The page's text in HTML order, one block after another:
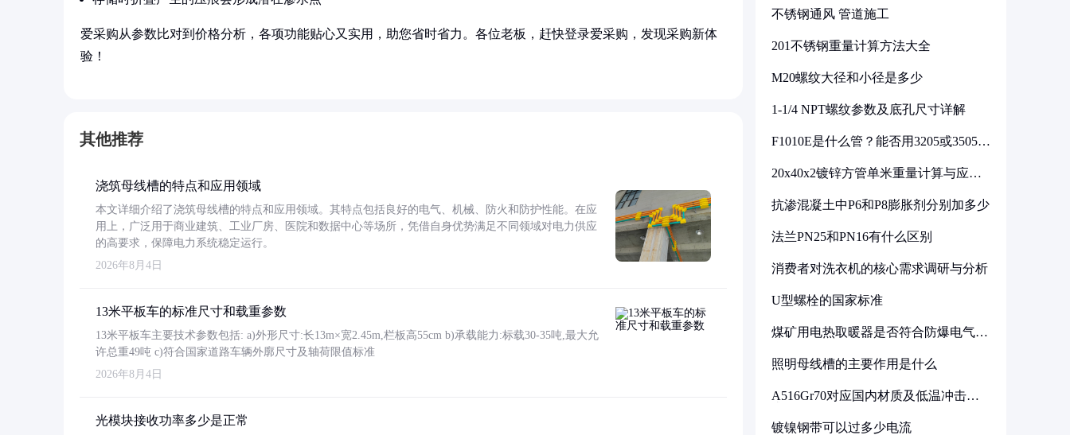
爱采购从参数比对到价格分析，各项功能贴心又实用，助您省时省力。各位老板，赶快登录爱采购，发现采购新体
验！
其他推荐
浇筑母线槽的特点和应用领域
本文详细介绍了浇筑母线槽的特点和应用领域。其特点包括良好的电气、机械、防火和防护性能。在应
用上，广泛用于商业建筑、工业厂房、医院和数据中心等场所，凭借自身优势满足不同领域对电力供应
的高要求，保障电力系统稳定运行。
2026年8月4日
13米平板车的标准尺寸和载重参数
13米平板车主要技术参数包括: a)外形尺寸:长13m×宽2.45m,栏板高55cm b)承载能力:标载30-35吨,最大允
许总重49吨 c)符合国家道路车辆外廓尺寸及轴荷限值标准
2026年8月4日
光模块接收功率多少是正常
不锈钢通风 管道施工
201不锈钢重量计算方法大全
M20螺纹大径和小径是多少
1-1/4 NPT螺纹参数及底孔尺寸详解
F1010E是什么管？能否用3205或3505代
20x40x2镀锌方管单米重量计算与应用
抗渗混凝土中P6和P8膨胀剂分别加多少
法兰PN25和PN16有什么区别
消费者对洗衣机的核心需求调研与分析
U型螺栓的国家标准
煤矿用电热取暖器是否符合防爆电气设
照明母线槽的主要作用是什么
A516Gr70对应国内材质及低温冲击要
镀镍钢带可以过多少电流